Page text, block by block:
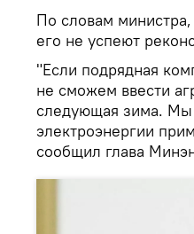
По словам министра,
его не успеют
"Если подрядная
не сможем ввести
следующая зима. Мы
электроэнергии
сообщил глава